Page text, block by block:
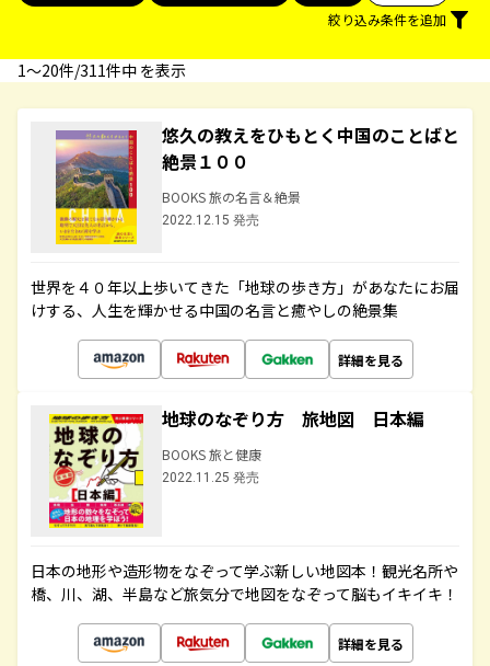
絞り込み条件を追加
1〜20件/311件中 を表示
悠久の教えをひもとく中国のことばと
絶景１００
BOOKS 旅の名言＆絶景
2022.12.15 発売
世界を４０年以上歩いてきた「地球の歩き方」があなたにお届
けする、人生を輝かせる中国の名言と癒やしの絶景集
詳細を見る
地球のなぞり方 旅地図 日本編
BOOKS 旅と健康
2022.11.25 発売
日本の地形や造形物をなぞって学ぶ新しい地図本！観光名所や
橋、川、湖、半島など旅気分で地図をなぞって脳もイキイキ！
詳細を見る